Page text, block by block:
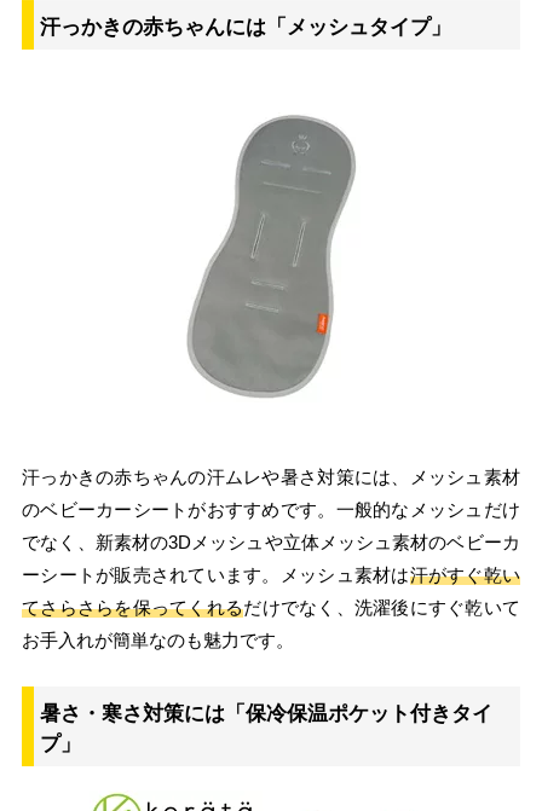
汗っかきの赤ちゃんには「メッシュタイプ」
汗っかきの赤ちゃんの汗ムレや暑さ対策には、メッシュ素材
のベビーカーシートがおすすめです。一般的なメッシュだけ
でなく、新素材の3Dメッシュや立体メッシュ素材のベビーカ
ーシートが販売されています。メッシュ素材は汗がすぐ乾い
てさらさらを保ってくれるだけでなく、洗濯後にすぐ乾いて
お手入れが簡単なのも魅力です。
暑さ・寒さ対策には「保冷保温ポケット付きタイ
プ」